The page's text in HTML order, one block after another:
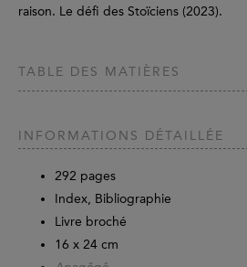
raison. Le défi des Stoïciens (2023).
TABLE DES MATIÈRES
INFORMATIONS DÉTAILLÉE
292 pages
Index, Bibliographie
Livre broché
16 x 24 cm